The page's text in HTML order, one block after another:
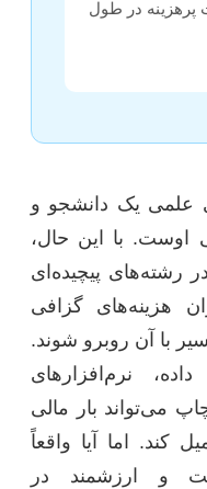
پرهزینه در طول
علمی یک دانشجو و
با این حال،
رشته‌های پیچیده‌ای
هزینه‌های گزافی
با آن روبرو شوند.
نرم‌افزارهای
می‌تواند بار مالی
کند. اما آیا واقعاً
و ارزشمند در